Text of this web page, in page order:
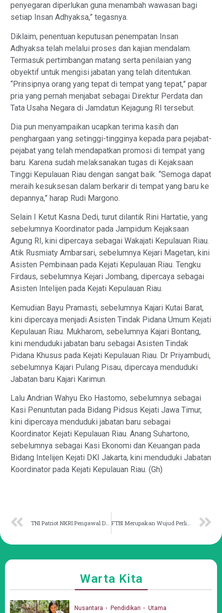
penyegaran diperlukan guna menambah wawasan bagi
setiap Insan Adhyaksa,” tegasnya.
Diklaim, penentuan keputusan penempatan Insan
Adhyaksa telah melalui proses dan kajian mendalam.
Termasuk pertimbangan matang serta penilaian yang
obyektif untuk mengisi jabatan yang telah ditentukan.
“Prinsipnya orang yang tepat di tempat yang tepat,” papar
pria yang pernah menjabat sebagai Direktur Perdata dan
Tata Usaha Negara di Jamdatun Kejagung RI tersebut.
Dia pun menyampaikan ucapkan terima kasih dan
penghargaan yang setinggi-tingginya kepada para pejabat-
pejabat yang telah mendapatkan promosi di tempat yang
baru. Karena sudah melaksanakan tugas di Kejaksaan
Tinggi Kepulauan Riau dengan sangat baik. “Semoga dapat
meraih kesuksesan dalam berkarir di tempat yang baru ke
depannya,” harap Rudi Margono.
Selain I Ketut Kasna Dedi, turut dilantik Rini Hartatie, yang
sebelumnya Koordinator pada Jampidum Kejaksaan
Agung RI, kini dipercaya sebagai Wakajati Kepulauan Riau.
Atik Rusmiaty Ambarsari, sebelumnya Kejari Magetan, kini
Asisten Pembinaan pada Kejati Kepulauan Riau. Tengku
Firdaus, sebelumnya Kejari Jombang, dipercaya sebagai
Asisten Intelijen pada Kejati Kepulauan Riau.
Kemudian Bayu Pramasti, sebelumnya Kajari Kutai Barat,
kini dipercaya menjadi Asisten Tindak Pidana Umum Kejati
Kepulauan Riau. Mukharom, sebelumnya Kajari Bontang,
kini menduduki jabatan baru sebagai Asisten Tindak
Pidana Khusus pada Kejati Kepulauan Riau. Dr Priyambudi,
sebelumnya Kajari Pulang Pisau, dipercaya menduduki
Jabatan baru Kajari Karimun.
Lalu Andrian Wahyu Eko Hastomo, sebelumnya sebagai
Kasi Penuntutan pada Bidang Pidsus Kejati Jawa Timur,
kini dipercaya menduduki jabatan baru sebagai
Koordinator Kejati Kepulauan Riau. Anang Suhartono,
sebelumnya sebagai Kasi Ekonomi dan Keuangan pada
Bidang Intelijen Kejati DKI Jakarta, kini menduduki Jabatan
Koordinator pada Kejati Kepulauan Riau. (Gh)
Warta Kita
Nusantara Pendidikan Utama